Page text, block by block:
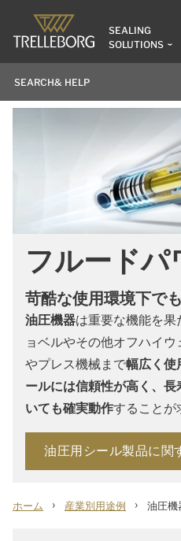
SEALING
SOLUTIONS
フルードパ
苛酷な使用環境下で
油圧機器は重要な機能を
ョベルやその他オフハイ
やプレス機械まで幅広く使
ールには信頼性が高く、
いても確実動作することが
油圧用シール製品に関
ホーム › 産業別用途例 › 油圧機